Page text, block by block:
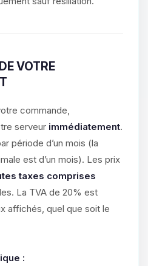
VOTRE
commande,
serveur immédiatement.
période d’un mois (la
est d’un mois). Les prix
taxes comprises
La TVA de 20% est
affichés, quel que soit le
: